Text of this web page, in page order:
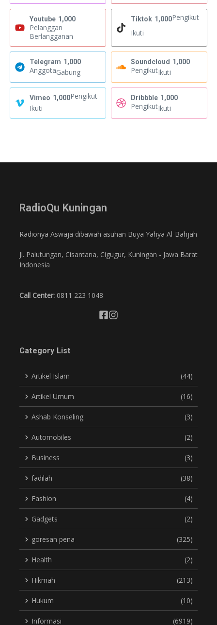
Youtube 1,000
Pelanggan
Berlangganan
Tiktok 1,000Pengikut
Ikuti
Telegram 1,000
AnggotaGabung
Soundcloud 1,000
PengikutIkuti
Vimeo 1,000Pengikut
Ikuti
Dribbble 1,000
PengikutIkuti
RadioQu Kuningan
Radionya Aswaja dibawah asuhan Buya Yahya Al-Bahjah
Jl. Palutungan, Cisantana, Cigugur, Kuningan - Jawa Barat
Indonesia
Call Center: 0811 223 1048
Category List
Artikel Islam (44)
Artikel Umum (16)
Ashab Konseling (3)
Automobiles (2)
Business (3)
fadilah (38)
Fashion (4)
Gadgets (2)
goresan pena (325)
Health (2)
Hikmah (213)
Hukum (10)
Informasi (6919)